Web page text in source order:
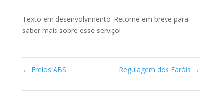
Texto em desenvolvimento. Retorne em breve para
saber mais sobre esse serviço!
← Freios ABS Regulagem dos Faróis →